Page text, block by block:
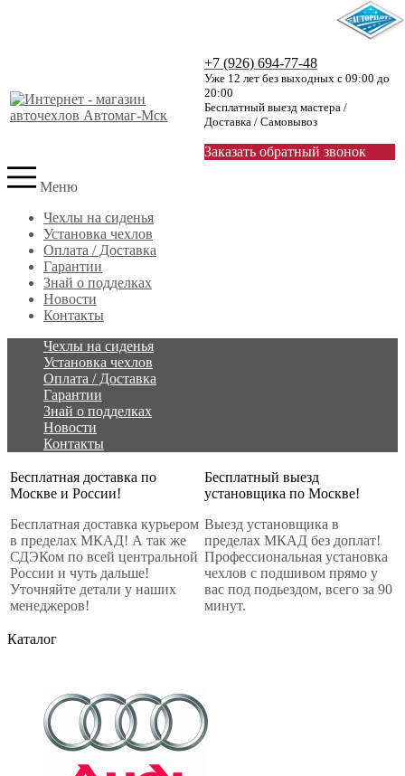
+7 (926) 694-77-48
Уже 12 лет без выходных с 09:00 до
20:00
Бесплатный выезд мастера /
Доставка / Самовывоз
Заказать обратный звонок
Меню
Чехлы на сиденья
Установка чехлов
Оплата / Доставка
Гарантии
Знай о подделках
Новости
Контакты
Чехлы на сиденья
Установка чехлов
Оплата / Доставка
Гарантии
Знай о подделках
Новости
Контакты
Бесплатная доставка по
Москве и России!
Бесплатная доставка курьером
в пределах МКАД! А так же
СДЭКом по всей центральной
России и чуть дальше!
Уточняйте детали у наших
менеджеров!
Бесплатный выезд
установщика по Москве!
Выезд установщика в
пределах МКАД без доплат!
Профессиональная установка
чехлов с подшивом прямо у
вас под подьездом, всего за 90
минут.
Каталог